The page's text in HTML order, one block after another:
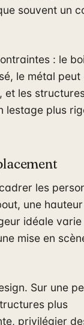
souvent un
: le
le métal
et les
lestage plus
les
une
idéale varie
mise en
Sur une
plus
privilégier